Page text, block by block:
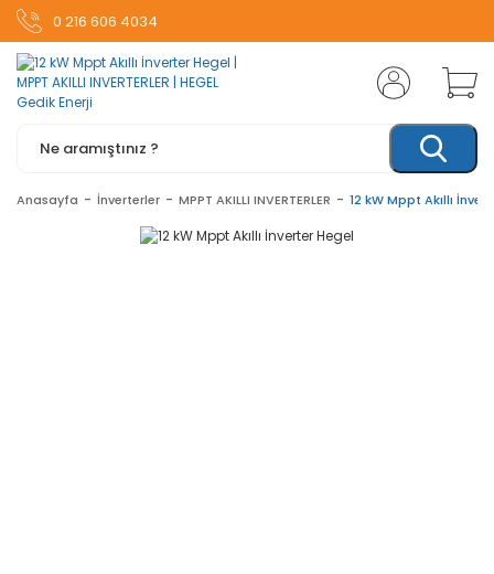
0 216 606 4034
Anasayfa İnverterler MPPT AKILLI INVERTERLER 12 kW Mppt Akıllı